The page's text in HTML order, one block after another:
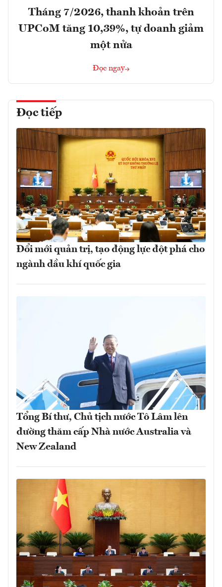
Tháng 7/2026, thanh khoản trên
UPCoM tăng 10,39%, tự doanh giảm
một nửa
Đọc ngay
Đọc tiếp
Đổi mới quản trị, tạo động lực đột phá cho
ngành dầu khí quốc gia
Tổng Bí thư, Chủ tịch nước Tô Lâm lên
đường thăm cấp Nhà nước Australia và
New Zealand